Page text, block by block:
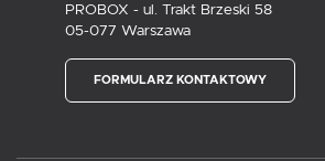
PROBOX - ul. Trakt Brzeski 58
05-077 Warszawa
FORMULARZ KONTAKTOWY